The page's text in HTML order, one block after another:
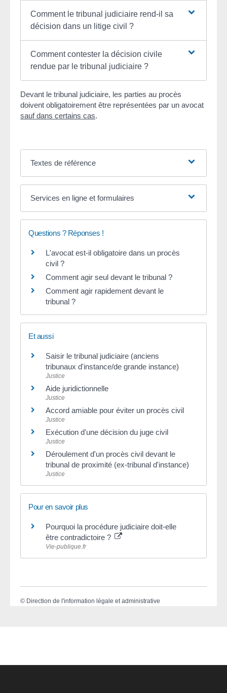
Comment le tribunal judiciaire rend-il sa
décision dans un litige civil ?
Comment contester la décision civile
rendue par le tribunal judiciaire ?
Devant le tribunal judiciaire, les parties au procès
doivent obligatoirement être représentées par un avocat
sauf dans certains cas.
Textes de référence
Services en ligne et formulaires
Questions ? Réponses !
L'avocat est-il obligatoire dans un procès
civil ?
Comment agir seul devant le tribunal ?
Comment agir rapidement devant le
tribunal ?
Et aussi
Saisir le tribunal judiciaire (anciens
tribunaux d'instance/de grande instance)
Justice
Aide juridictionnelle
Justice
Accord amiable pour éviter un procès civil
Justice
Exécution d'une décision du juge civil
Justice
Déroulement d'un procès civil devant le
tribunal de proximité (ex-tribunal d'instance)
Justice
Pour en savoir plus
Pourquoi la procédure judiciaire doit-elle
être contradictoire ?
Vie-publique.fr
© Direction de l'information légale et administrative